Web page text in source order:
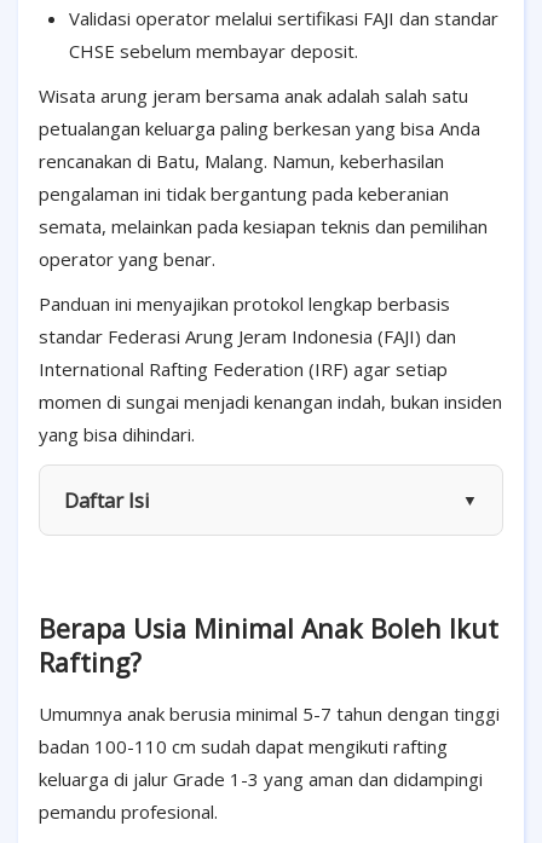
Validasi operator melalui sertifikasi FAJI dan standar
CHSE sebelum membayar deposit.
Wisata arung jeram bersama anak adalah salah satu
petualangan keluarga paling berkesan yang bisa Anda
rencanakan di Batu, Malang. Namun, keberhasilan
pengalaman ini tidak bergantung pada keberanian
semata, melainkan pada kesiapan teknis dan pemilihan
operator yang benar.
Panduan ini menyajikan protokol lengkap berbasis
standar Federasi Arung Jeram Indonesia (FAJI) dan
International Rafting Federation (IRF) agar setiap
momen di sungai menjadi kenangan indah, bukan insiden
yang bisa dihindari.
Daftar Isi ▼
Berapa Usia Minimal Anak Boleh Ikut
Rafting?
Umumnya anak berusia minimal 5-7 tahun dengan tinggi
badan 100-110 cm sudah dapat mengikuti rafting
keluarga di jalur Grade 1-3 yang aman dan didampingi
pemandu profesional.